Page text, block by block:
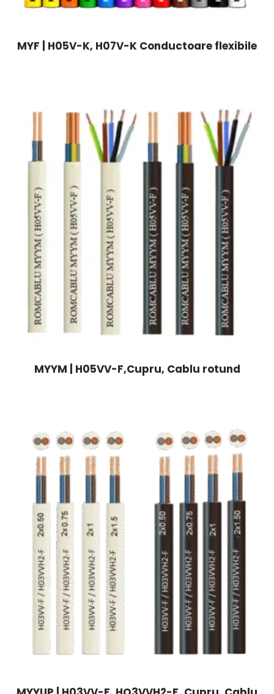
MYF | H05V-K, H07V-K Conductoare flexibile
MYYM | H05VV-F,Cupru, Cablu rotund